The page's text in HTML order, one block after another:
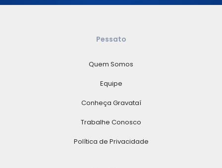
Pessato
Quem Somos
Equipe
Conheça Gravataí
Trabalhe Conosco
Política de Privacidade